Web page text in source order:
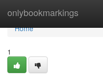
onlybookmarkings
Home
Home
1